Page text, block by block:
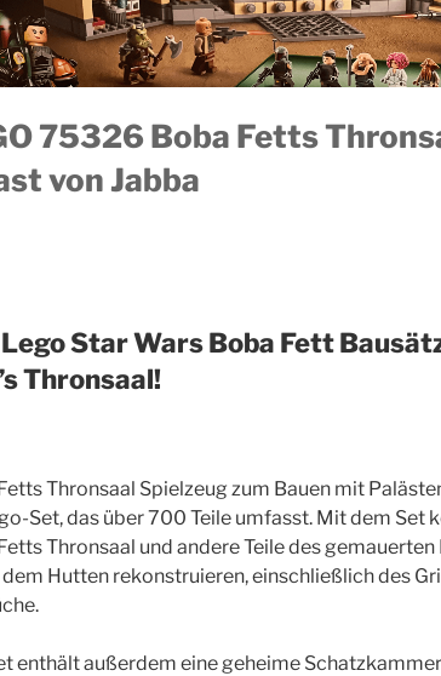
75326 Boba Fetts
von Jabba
Star Wars Boba Fett
Thronsaal!
Thronsaal Spielzeug zum Bauen mit
Set, das über 700 Teile umfasst. Mit dem Set
Thronsaal und andere Teile des
Hutten rekonstruieren, einschließlich des
enthält außerdem eine geheime